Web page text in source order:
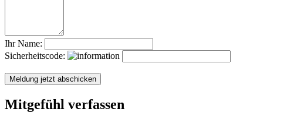
Ihr Name:
Sicherheitscode:
Mitgefühl verfassen